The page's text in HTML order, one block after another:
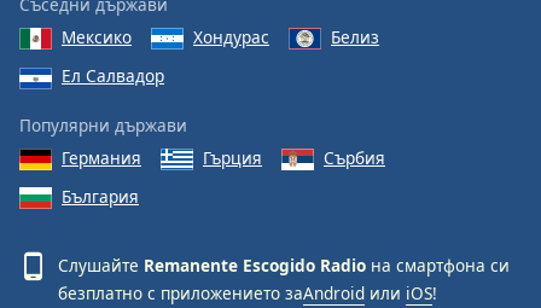
Мексико
Хондурас
Белиз
Ел Салвадор
Популярни държави
Германия
Гърция
Сърбия
България
Слушайте Remanente Escogido Radio на смартфона си
безплатно с приложението заAndroid или iOS!